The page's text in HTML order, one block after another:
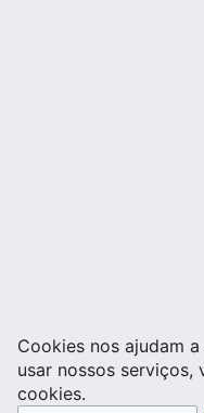
Cookies nos ajudam
usar nossos
cookies.